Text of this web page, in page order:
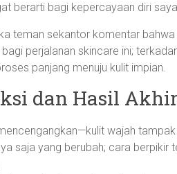
berarti bagi kepercayaan diri
teman sekantor komentar bahwa
perjalanan skincare ini;
panjang menuju kulit impian.
dan Hasil Akhir
wajah
saja yang berubah; cara berpikir